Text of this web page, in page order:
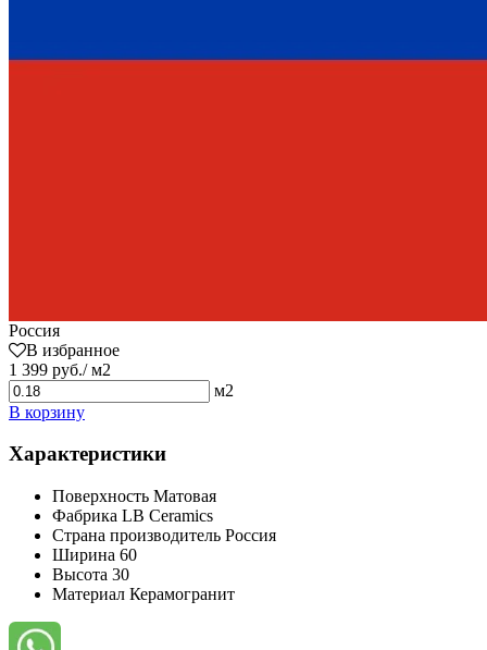
Россия
В избранное
1 399 руб./ м2
м2
В корзину
Характеристики
Поверхность Матовая
Фабрика LB Ceramics
Страна производитель Россия
Ширина 60
Высота 30
Материал Керамогранит